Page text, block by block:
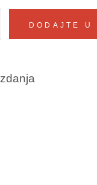
DODAJTE U